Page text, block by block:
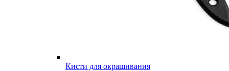
Кисти для окрашивания